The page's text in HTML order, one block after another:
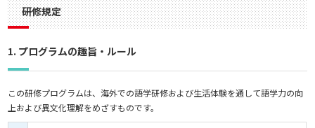
研修規定
1. プログラムの趣旨・ルール
この研修プログラムは、海外での語学研修および生活体験を通して語学力の向
上および異文化理解をめざすものです。